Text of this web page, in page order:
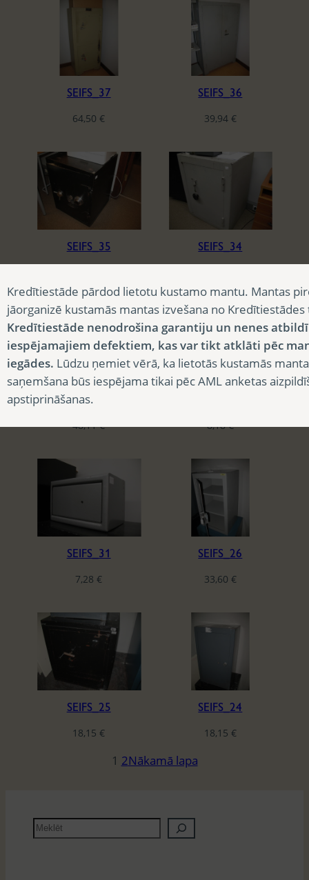
SEIFS_37
64,50€
SEIFS_36
39,94 €
SEIFS_35 SEIFS_34
SEIFS_33
48,11€ 8,18€
SEIFS_31
7,28€
SEIFS_26
33,60 €
SEIFS_25
18,15€
SEIFS_24
18,15 €
1 2Nākamā lapa
M
e
Kredītiestāde pārdod lietotu kustamo mantu. Mantas
jāorganizē kustamās mantas izvešana no
Kredītiestāde nenodrošina garantiju un nenes
iespējamajiem defektiem, kas var tikt atklāti pēc
iegādes. Lūdzu ņemiet vērā, ka lietotās kustamās
saņemšana būs iespējama tikai pēc AML anketas
apstiprināšanas.